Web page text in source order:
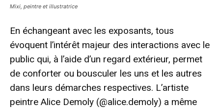
Mixi, peintre et illustratrice
En échangeant avec les exposants, tous
évoquent l’intérêt majeur des interactions avec le
public qui, à l’aide d’un regard extérieur, permet
de conforter ou bousculer les uns et les autres
dans leurs démarches respectives. L’artiste
peintre Alice Demoly (@alice.demoly) a même